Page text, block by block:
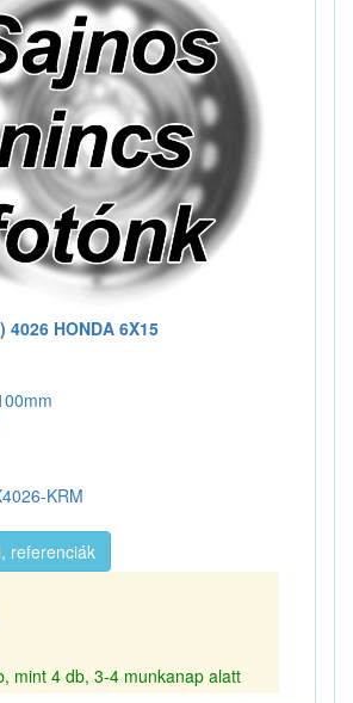
4026 HONDA 6X15
KRM
referenciák
mint 4 db, 3-4 munkanap alatt